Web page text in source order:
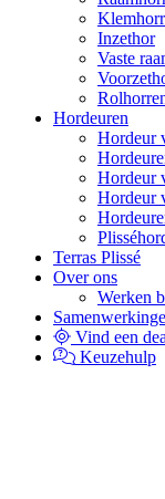
Inzethor
Vaste
Hordeuren
Hordeur
Hordeur
Hordeur
Terras Plissé
Over ons
Werken
Vind een
Keuzehulp